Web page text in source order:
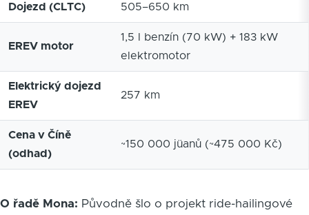
Dojezd (CLTC) 505–650 km
EREV motor
1,5 l benzín (70 kW) + 183 kW
elektromotor
Elektrický dojezd
EREV
257 km
Cena v Číně
(odhad)
~150 000 jüanů (~475 000 Kč)
O řadě Mona: Původně šlo o projekt ride-hailingové